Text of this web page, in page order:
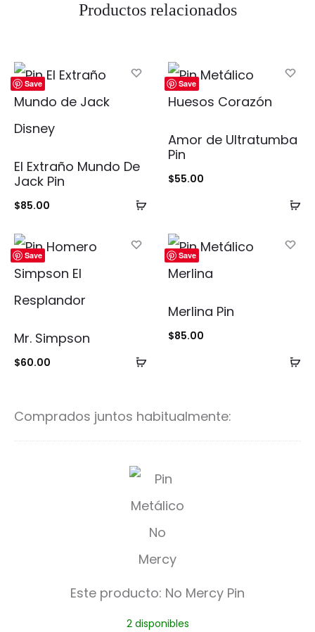
Productos relacionados
Save
Añadir
carrito
El Extraño Mundo De
Jack Pin
$85.00
Save
Amor de Ultratumba
Pin
$55.00
Save
Añadir
Mr. Simpson
$60.00
Save
Merlina Pin
$85.00
Comprados juntos habitualmente:
N
o
M
e
Este producto: No Mercy Pin
2 disponibles